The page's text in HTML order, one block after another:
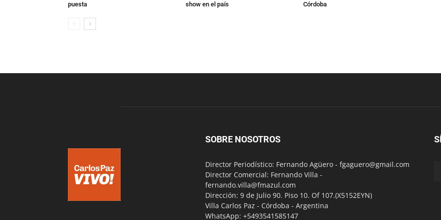
puesta
show en el país
Córdoba
SOBRE NOSOTROS
Director Periodístico: Fernando Agüero - fgaguero@gmail.com
Director Comercial: Fernando Villa -
fernando.villa@fmazul.com
Dirección: 9 de Julio 90. Piso 10. Of 107.(X5152EYN)
Villa Carlos Paz - Córdoba - Argentina
WhatsApp: +5493541585147